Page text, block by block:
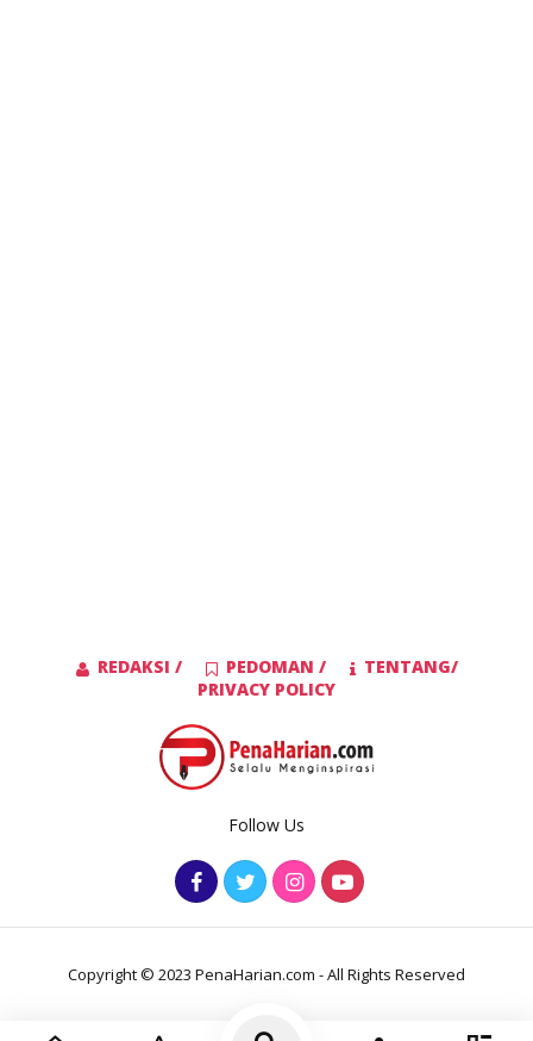
REDAKSI / PEDOMAN /
TENTANG/
PRIVACY POLICY
Follow Us
Copyright © 2023 PenaHarian.com - All Rights Reserved